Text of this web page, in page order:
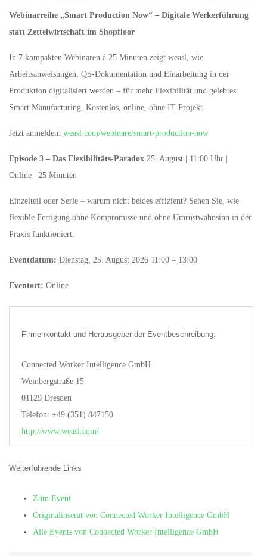
Webinarreihe „Smart Production Now“ – Digitale Werkerführung
statt Zettelwirtschaft im Shopfloor
In 7 kompakten Webinaren à 25 Minuten zeigt weasl, wie
Arbeitsanweisungen, QS-Dokumentation und Einarbeitung in der
Produktion digitalisiert werden – für mehr Flexibilität und gelebtes
Smart Manufacturing. Kostenlos, online, ohne IT-Projekt.
Jetzt anmelden: weasl.com/webinare/smart-production-now
Episode 3 – Das Flexibilitäts-Paradox 25. August | 11:00 Uhr |
Online | 25 Minuten
Einzelteil oder Serie – warum nicht beides effizient? Sehen Sie, wie
flexible Fertigung ohne Kompromisse und ohne Umrüstwahnsinn in der
Praxis funktioniert.
Eventdatum: Dienstag, 25. August 2026 11:00 – 13:00
Eventort: Online
Firmenkontakt und Herausgeber der Eventbeschreibung:
Connected Worker Intelligence GmbH
Weinbergstraße 15
01129 Dresden
Telefon: +49 (351) 847150
http://www.weasl.com/
Weiterführende Links
Zum Event
Originalinserat von Connected Worker Intelligence GmbH
Alle Events von Connected Worker Intelligence GmbH